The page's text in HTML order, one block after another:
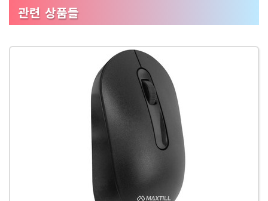
관련 상품들